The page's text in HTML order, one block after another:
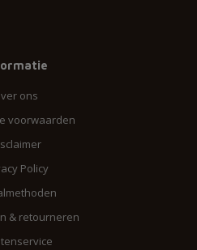
ons
voorwaarden
Policy
& retourneren